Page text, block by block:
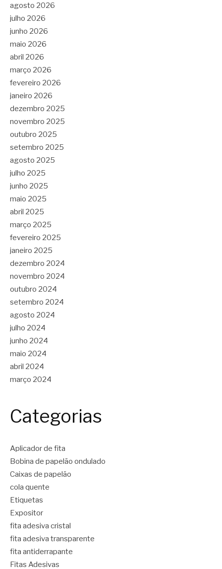
agosto 2026
julho 2026
junho 2026
maio 2026
abril 2026
março 2026
fevereiro 2026
janeiro 2026
dezembro 2025
novembro 2025
outubro 2025
setembro 2025
agosto 2025
julho 2025
junho 2025
maio 2025
abril 2025
março 2025
fevereiro 2025
janeiro 2025
dezembro 2024
novembro 2024
outubro 2024
setembro 2024
agosto 2024
julho 2024
junho 2024
maio 2024
abril 2024
março 2024
Categorias
Aplicador de fita
Bobina de papelão ondulado
Caixas de papelão
cola quente
Etiquetas
Expositor
fita adesiva cristal
fita adesiva transparente
fita antiderrapante
Fitas Adesivas